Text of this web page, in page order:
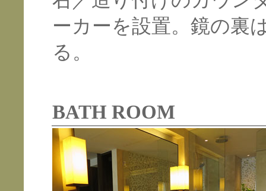
ーカーを設置。鏡の裏
る。
BATH ROOM